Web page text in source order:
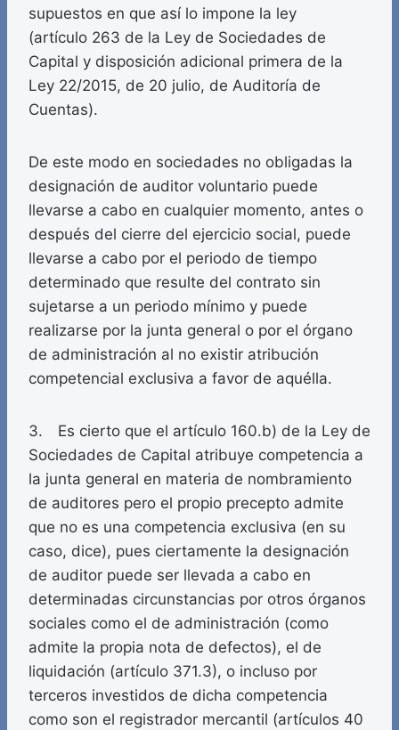
supuestos en que así lo impone la ley
(artículo 263 de la Ley de Sociedades de
Capital y disposición adicional primera de la
Ley 22/2015, de 20 julio, de Auditoría de
Cuentas).
De este modo en sociedades no obligadas la
designación de auditor voluntario puede
llevarse a cabo en cualquier momento, antes o
después del cierre del ejercicio social, puede
llevarse a cabo por el periodo de tiempo
determinado que resulte del contrato sin
sujetarse a un periodo mínimo y puede
realizarse por la junta general o por el órgano
de administración al no existir atribución
competencial exclusiva a favor de aquélla.
3. Es cierto que el artículo 160.b) de la Ley de
Sociedades de Capital atribuye competencia a
la junta general en materia de nombramiento
de auditores pero el propio precepto admite
que no es una competencia exclusiva (en su
caso, dice), pues ciertamente la designación
de auditor puede ser llevada a cabo en
determinadas circunstancias por otros órganos
sociales como el de administración (como
admite la propia nota de defectos), el de
liquidación (artículo 371.3), o incluso por
terceros investidos de dicha competencia
como son el registrador mercantil (artículos 40